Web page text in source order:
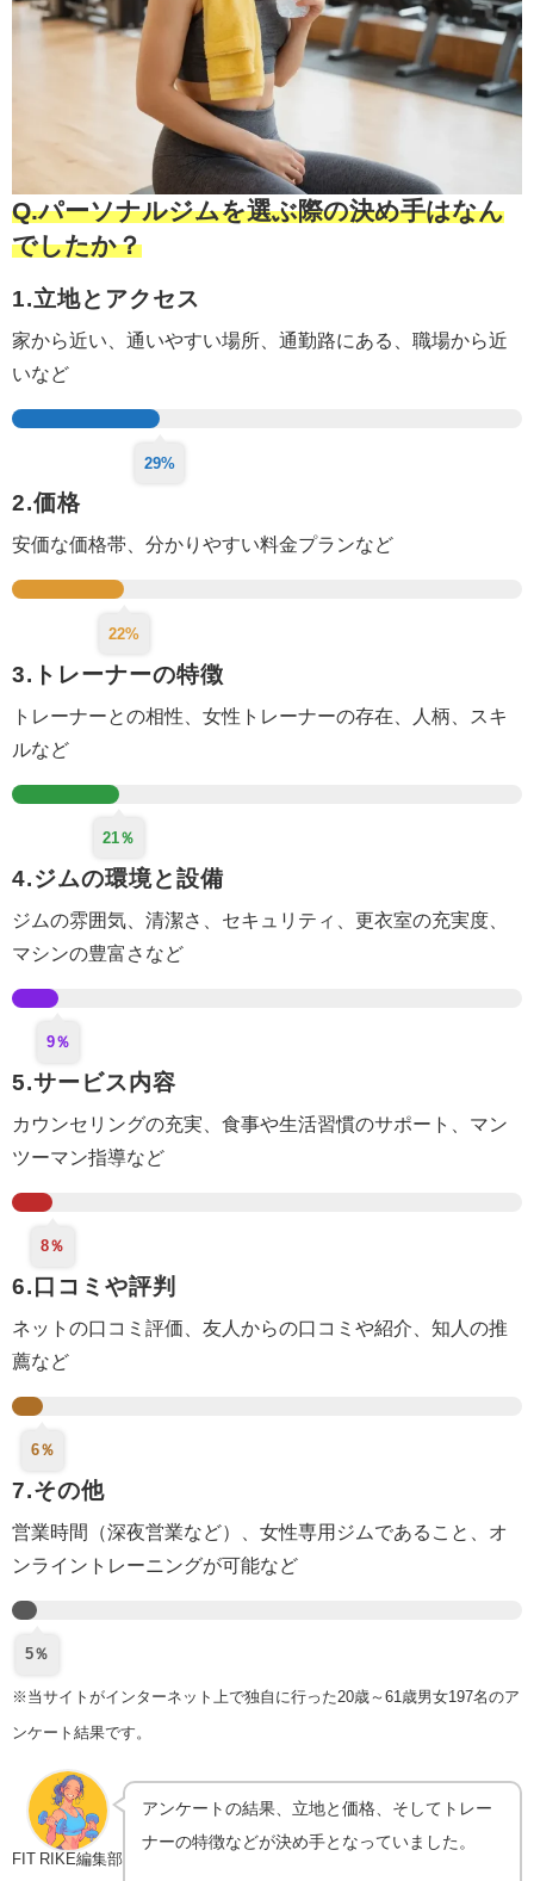
Q.パーソナルジムを選ぶ際の決め手はなん
でしたか？
1.立地とアクセス
家から近い、通いやすい場所、 通勤路にある、 職場から近
いなど
29%
2.価格
安価な価格帯、分かりやすい料金プランなど
22%
3.トレーナーの特徴
トレーナーとの相性、女性トレーナーの存在、人柄、スキ
ルなど
21％
4.ジムの環境と設備
ジムの雰囲気、清潔さ、セキュリティ、更衣室の充実度
マシンの豊富さなど
9％
5.サービス内容
カウンセリングの充実 、食事や生活習慣のサポート
、マン
ツーマン指導など
8％
6.口コミや評判
ネットの口コミ評価、 友人からの口コミや紹介 、知人の推
薦など
6％
7.その他
営業時間（深夜営業など）、女性専用ジムであること、オ
ンライントレーニングが可能など
5％
※当サイトがインターネット上で独自に行った20歳～61歳男女197名のア
ンケート結果です。
FIT RIKE編集部
アンケートの結果、立地と価格、そしてトレー
ナーの特徴などが決め手となっていました。